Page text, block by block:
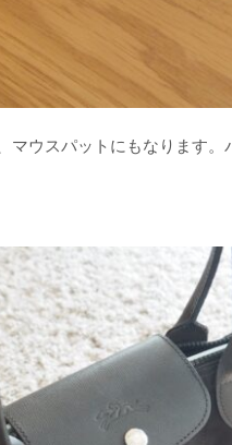
マウスパットにもなります